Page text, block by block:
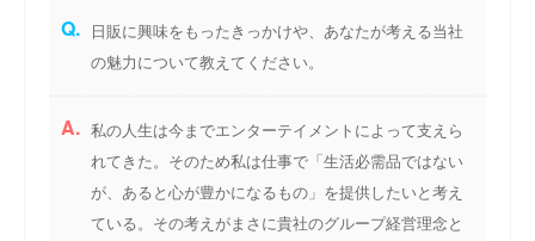
Q. 日販に興味をもったきっかけや、あなたが考える当社
の魅力について教えてください。
A. 私の人生は今までエンターテイメントによって支えら
れてきた。そのため私は仕事で「生活必需品ではない
が、あると心が豊かになるもの」を提供したいと考え
ている。その考えがまさに貴社のグループ経営理念と